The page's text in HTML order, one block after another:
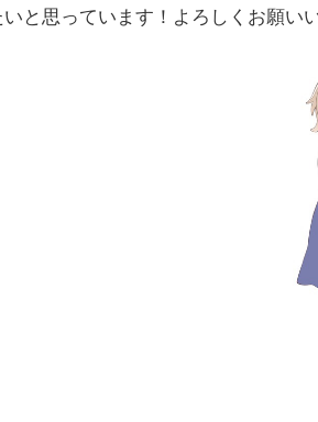
と思っています！よろしくお願い